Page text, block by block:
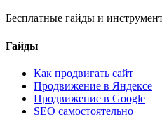
Бесплатные гайды и
Гайды
Как продвигать сайт
Продвижение в Яндексе
Продвижение в Google
SEO самостоятельно